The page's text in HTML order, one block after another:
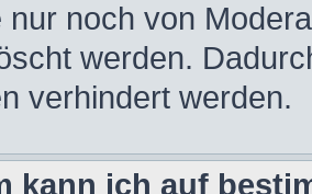
nur noch von
werden.
verhindert werden.
kann ich auf